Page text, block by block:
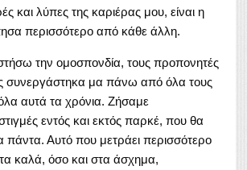
και λύπες της καριέρας μου, είναι η
περισσότερο από κάθε άλλη.
την ομοσπονδία, τους προπονητές
συνεργάστηκα μα πάνω από όλα τους
αυτά τα χρόνια. Ζήσαμε
εντός και εκτός παρκέ, που θα
πάντα. Αυτό που μετράει περισσότερο
καλά, όσο και στα άσχημα,